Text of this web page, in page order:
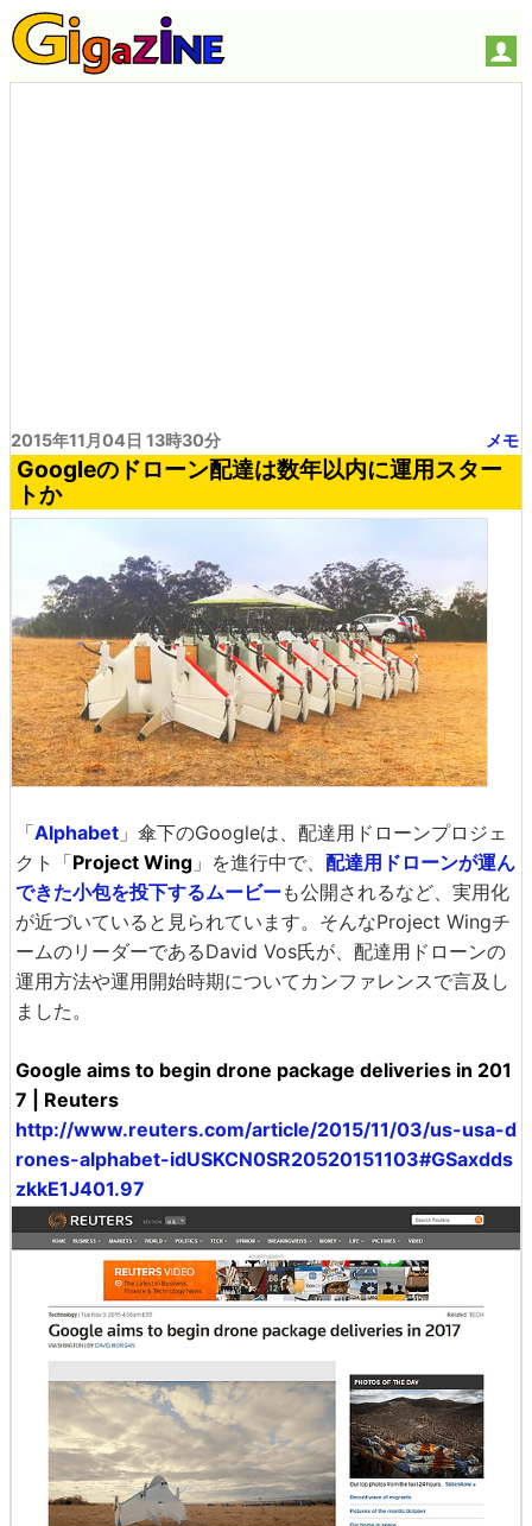
2015年11月04日 13時30分 メモ
Googleのドローン配達は数年以内に運用スター
トか
「Alphabet 」傘下のGoogleは、配達用ドローンプロジェ
クト「Project Wing 」を進行中で、 配達用ドローンが運ん
できた小包を投下するムービーも公開されるなど、実用化
が近づいていると見られています。そんなProject Wingチ
ームのリーダーであるDavid Vos氏が、配達用ドローンの
運用方法や運用開始時期についてカンファレンスで言及し
ました。
Google aims to begin drone package deliveries in 201
7 | Reuters
http://www.reuters.com/article/2015/11/03/us-usa-d
rones-alphabet-idUSKCN0SR20520151103#GSaxdds
zkkE1J401.97